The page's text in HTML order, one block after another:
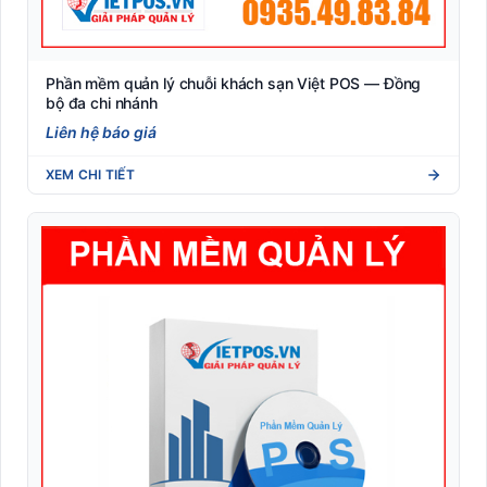
Phần mềm quản lý chuỗi khách sạn Việt POS — Đồng
bộ đa chi nhánh
Liên hệ báo giá
XEM CHI TIẾT